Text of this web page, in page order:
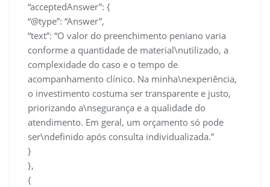
“acceptedAnswer”: {
“@type”: “Answer”,
“text”: “O valor do preenchimento peniano varia
conforme a quantidade de material\nutilizado, a
complexidade do caso e o tempo de
acompanhamento clínico. Na minha\nexperiência,
o investimento costuma ser transparente e justo,
priorizando a\nsegurança e a qualidade do
atendimento. Em geral, um orçamento só pode
ser\ndefinido após consulta individualizada.”
}
},
{